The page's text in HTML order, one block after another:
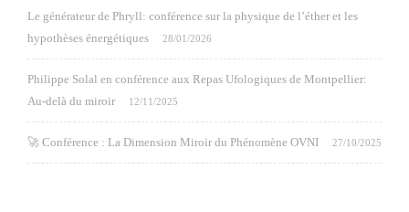
Le générateur de Phryll: conférence sur la physique de l’éther et les
hypothèses énergétiques
28/01/2026
Philippe Solal en conférence aux Repas Ufologiques de Montpellier:
Au-delà du miroir
12/11/2025
🚀 Conférence : La Dimension Miroir du Phénomène OVNI 27/10/2025